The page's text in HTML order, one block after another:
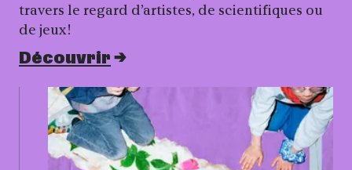
travers le regard d’artistes, de scientifiques ou
de jeux !
Découvrir